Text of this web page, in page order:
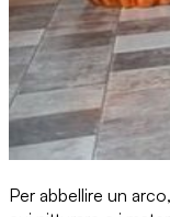
Per abbellire un arco